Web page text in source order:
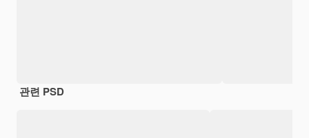
관련 PSD